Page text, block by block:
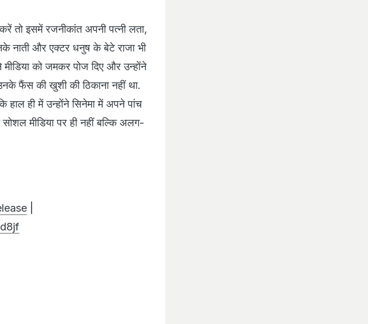
तो इसमें रजनीकांत अपनी पत्नी लता,
नाती और एक्टर धनुष के बेटे राजा भी
को जमकर पोज दिए और उन्होंने
फैंस की खुशी की ठिकाना नहीं था.
ही में उन्होंने सिनेमा में अपने पांच
मीडिया पर ही नहीं बल्कि अलग-